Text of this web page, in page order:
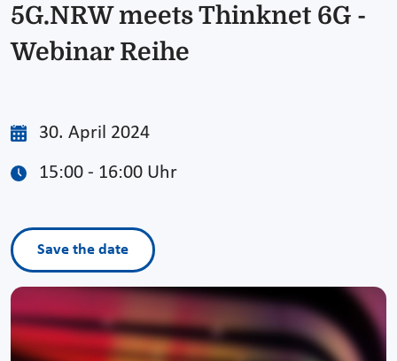
5G.NRW meets Thinknet 6G -
Webinar Reihe
30. April 2024
15:00 - 16:00 Uhr
Save the date